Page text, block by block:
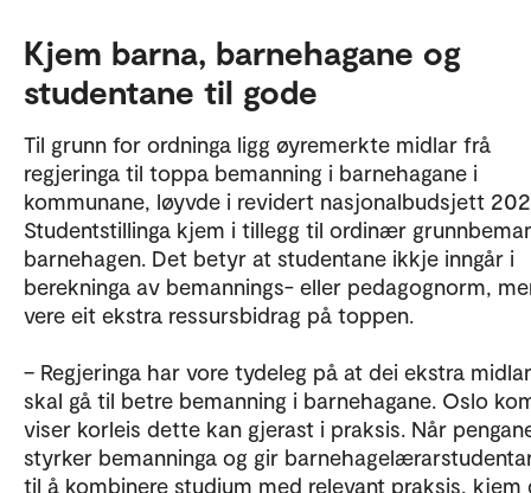
Kjem barna, barnehagane og
studentane til gode
Til grunn for ordninga ligg øyremerkte midlar frå
regjeringa til toppa bemanning i barnehagane i
kommunane, løyvde i revidert nasjonalbudsjett
Studentstillinga kjem i tillegg til ordinær
barnehagen. Det betyr at studentane ikkje inngår i
berekninga av bemannings- eller pedagognorm,
vere eit ekstra ressursbidrag på toppen.
– Regjeringa har vore tydeleg på at dei ekstra
skal gå til betre bemanning i barnehagane. Oslo
viser korleis dette kan gjerast i praksis. Når
styrker bemanninga og gir
til å kombinere studium med relevant praksis, kjem